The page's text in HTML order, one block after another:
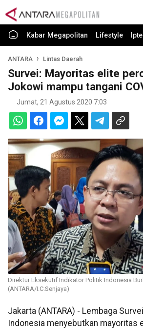
Kabar Megapolitan Lifestyle
ANTARA Lintas Daerah
Survei: Mayoritas elite
Jokowi mampu tangani
Jumat, 21 Agustus 2020 7:03
Direktur Eksekutif Indikator Politik Indonesia
(ANTARA/I.C.Senjaya)
Jakarta (ANTARA) - Lembaga
Indonesia menyebutkan mayoritas